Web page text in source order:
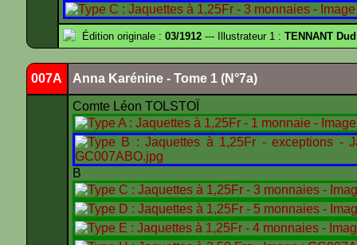
Édition originale : 03/1912 --- Illustrateur 1 : TENNANT
007A Anna Karénine - Tome 1 (N°7a)
Comte Léon TOLSTOÏ
B